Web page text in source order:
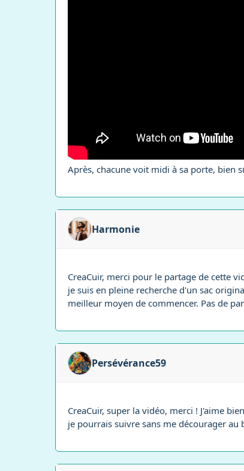
Après, chacune voit midi à sa porte, bien
Harmonie
CreaCuir, merci pour le partage de cette
je suis en pleine recherche d'un sac
meilleur moyen de commencer. Pas de
Persévérance59
CreaCuir, super la vidéo, merci ! J'aime
je pourrais suivre sans me décourager au